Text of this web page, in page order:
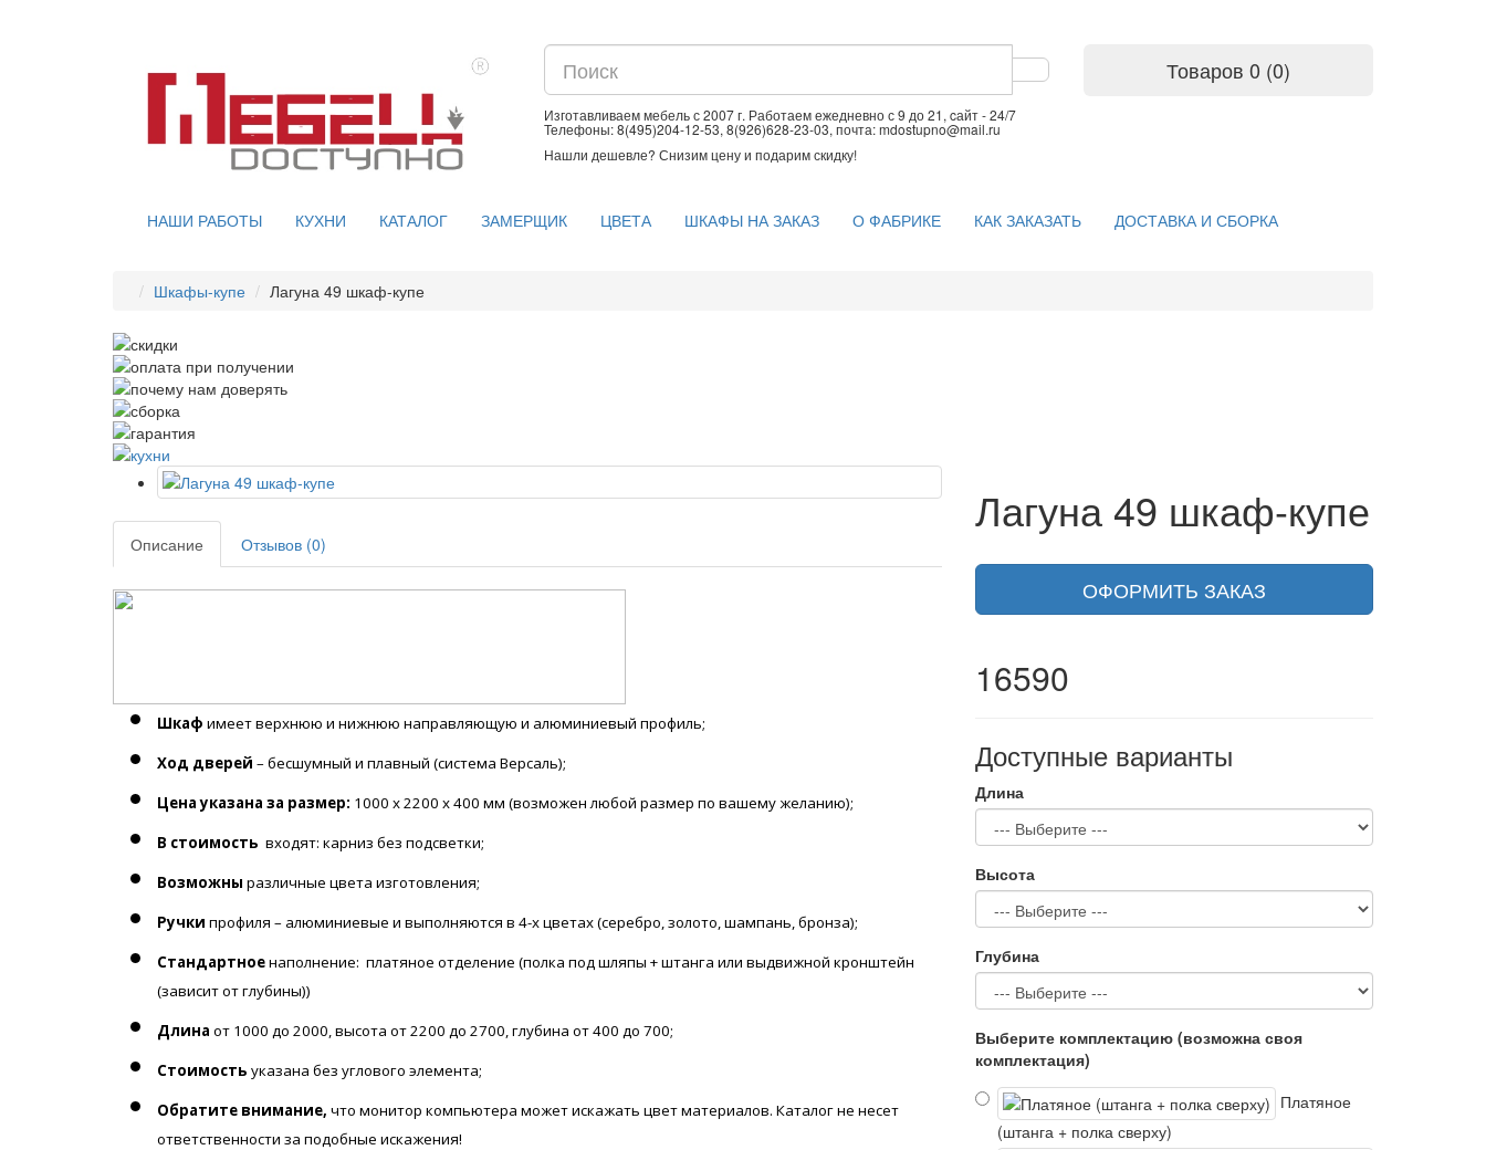
Товаров 0 (0)
Изготавливаем мебель с 2007 г. Работаем ежедневно с 9 до 21, cайт - 24/7
Телефоны: 8(495)204-12-53, 8(926)628-23-03, почта: mdostupno@mail.ru
Нашли дешевле? Снизим цену и подарим скидку!
НАШИ РАБОТЫ КУХНИ КАТАЛОГ ЗАМЕРЩИК ЦВЕТА ШКАФЫ НА ЗАКАЗ О ФАБРИКЕ КАК ЗАКАЗАТЬ ДОСТАВКА И СБОРКА
Шкафы-купе Лагуна 49 шкаф-купе
Описание Отзывов (0)
Шкаф имеет верхнюю и нижнюю направляющую и алюминиевый профиль;
Ход дверей – бесшумный и плавный (система Версаль);
Цена указана за размер: 1000 х 2200 х 400 мм (возможен любой размер по вашему желанию);
В стоимость входят: карниз без подсветки;
Возможны различные цвета изготовления;
Ручки профиля – алюминиевые и выполняются в 4-х цветах (серебро, золото, шампань, бронза);
Стандартноенаполнение: платяное отделение (полка под шляпы + штанга или выдвижной кронштейн
(зависит от глубины))
Длина от 1000 до 2000, высота от 2200 до 2700, глубина от 400 до 700;
Стоимость указана без углового элемента;
Обратите внимание, что монитор компьютера может искажать цвет материалов. Каталог не несет
ответственности за подобные искажения!
Лагуна 49 шкаф-купе
ОФОРМИТЬ ЗАКАЗ
16590
Доступные варианты
Длина
Высота
Глубина
Выберите комплектацию (возможна своя
комплектация)
Платяное
(штанга + полка сверху)